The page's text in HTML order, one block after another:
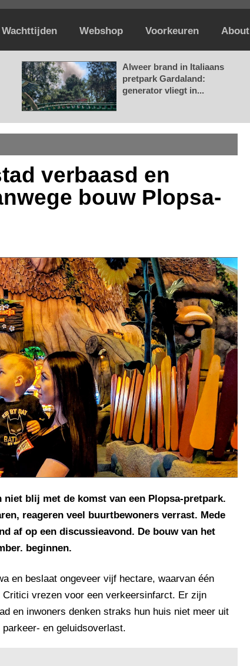
Wachttijden Webshop Voorkeuren About
Alweer brand in Italiaans
pretpark Gardaland:
generator vliegt in...
verbaasd en
bouw Plopsa-
niet blij met de komst van een Plopsa-pretpark.
reageren veel buurtbewoners verrast. Mede
af op een discussieavond. De bouw van het
beginnen.
en beslaat ongeveer vijf hectare, waarvan één
vrezen voor een verkeersinfarct. Er zijn
en inwoners denken straks hun huis niet meer uit
en geluidsoverlast.